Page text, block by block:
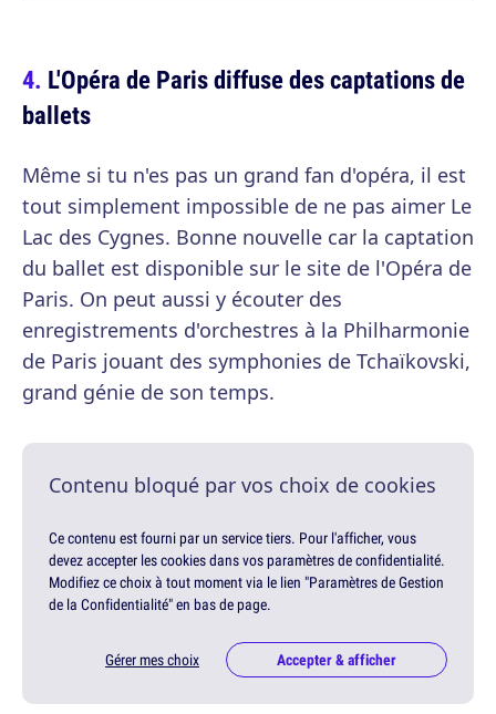
L'Opéra de Paris diffuse des captations de
ballets
Même si tu n'es pas un grand fan d'opéra, il est
tout simplement impossible de ne pas aimer Le
Lac des Cygnes. Bonne nouvelle car la captation
du ballet est disponible sur le site de l'Opéra de
Paris. On peut aussi y écouter des
enregistrements d'orchestres à la Philharmonie
de Paris jouant des symphonies de Tchaïkovski,
grand génie de son temps.
Contenu bloqué par vos choix de cookies
Ce contenu est fourni par un service tiers. Pour l'afficher, vous
devez accepter les cookies dans vos paramètres de confidentialité.
Modifiez ce choix à tout moment via le lien "Paramètres de Gestion
de la Confidentialité" en bas de page.
Gérer mes choix Accepter & afficher